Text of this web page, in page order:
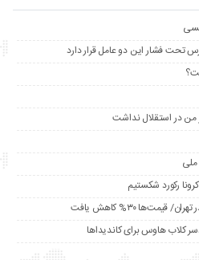
فشار این دو عامل قرار دارد
من در استقلال نداشت
رکورد شکستیم
۳۰% کاهش یافت